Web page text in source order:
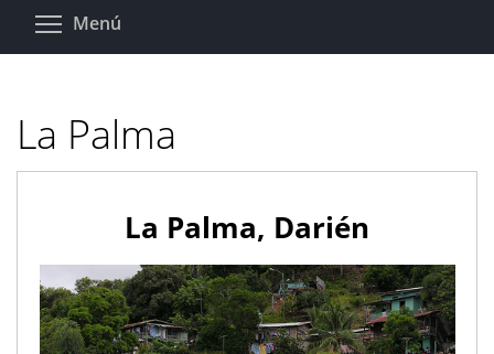
Pasar
Menú
La Palma
La Palma, Darién